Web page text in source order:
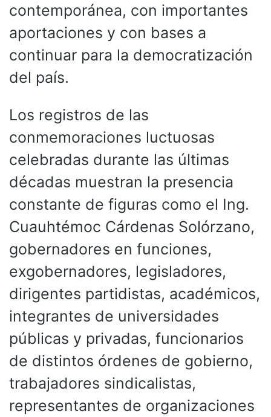
contemporánea, con importantes
aportaciones y con bases a
continuar para la democratización
del país.
Los registros de las
conmemoraciones luctuosas
celebradas durante las últimas
décadas muestran la presencia
constante de figuras como el Ing.
Cuauhtémoc Cárdenas Solórzano,
gobernadores en funciones,
exgobernadores, legisladores,
dirigentes partidistas, académicos,
integrantes de universidades
públicas y privadas, funcionarios
de distintos órdenes de gobierno,
trabajadores sindicalistas,
representantes de organizaciones